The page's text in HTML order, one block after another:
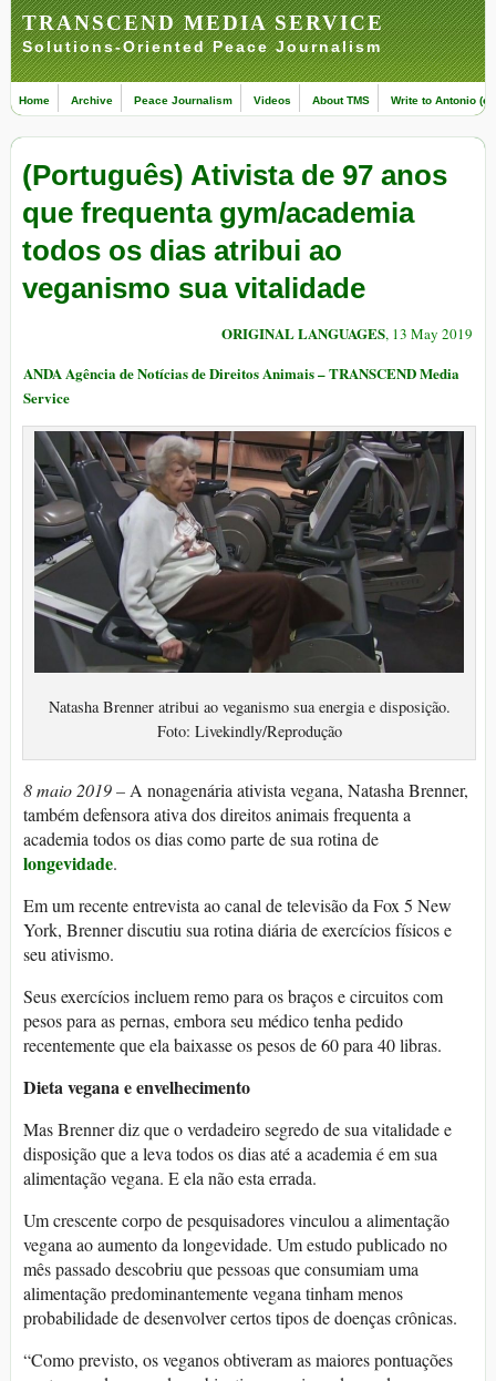
TRANSCEND MEDIA SERVICE
Solutions-Oriented Peace Journalism
Home Archive Peace Journalism Videos About TMS Write to Antonio
(Português) Ativista de 97 anos
que frequenta gym/academia
todos os dias atribui ao
veganismo sua vitalidade
ORIGINAL LANGUAGES, 13 May 2019
ANDA Agência de Notícias de Direitos Animais – TRANSCEND Media
Service
Natasha Brenner atribui ao veganismo sua energia e disposição.
Foto: Livekindly/Reprodução
8 maio 2019 –A nonagenária ativista vegana, Natasha Brenner,
também defensora ativa dos direitos animais frequenta a
academia todos os dias como parte de sua rotina de
longevidade.
Em um recente entrevista ao canal de televisão da Fox 5 New
York, Brenner discutiu sua rotina diária de exercícios físicos e
seu ativismo.
Seus exercícios incluem remo para os braços e circuitos com
pesos para as pernas, embora seu médico tenha pedido
recentemente que ela baixasse os pesos de 60 para 40 libras.
Dieta vegana e envelhecimento
Mas Brenner diz que o verdadeiro segredo de sua vitalidade e
disposição que a leva todos os dias até a academia é em sua
alimentação vegana. E ela não esta errada.
Um crescente corpo de pesquisadores vinculou a alimentação
vegana ao aumento da longevidade. Um estudo publicado no
mês passado descobriu que pessoas que consumiam uma
alimentação predominantemente vegana tinham menos
probabilidade de desenvolver certos tipos de doenças crônicas.
“Como previsto, os veganos obtiveram as maiores pontuações